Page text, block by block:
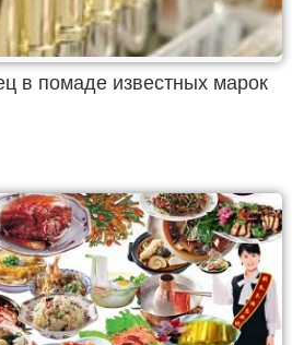
в помаде известных марок